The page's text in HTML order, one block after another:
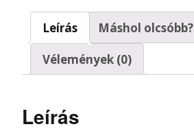
Leírás
Máshol olcsóbb?
Vélemények (0)
Leírás